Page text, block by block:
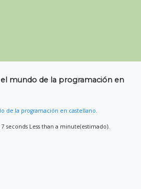
mundo de la programación en
de la programación en castellano.
seconds Less than a minute(estimado).